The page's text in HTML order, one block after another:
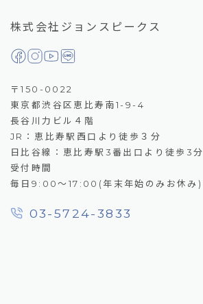
株式会社ジョンスピークス
〒150-0022
東京都渋谷区恵比寿南1-9-4
長谷川力ビル４階
JR：恵比寿駅西口より徒歩３分
日比谷線：恵比寿駅3番出口より徒歩3分
受付時間
毎日9:00～17:00(年末年始のみお休み)
03-5724-3833